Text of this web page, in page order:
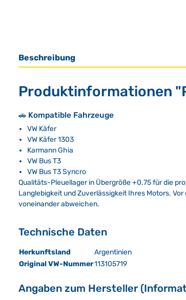
Beschreibung
Produktinformationen
🚗 Kompatible Fahrzeuge
VW Käfer
VW Käfer 1303
Karmann Ghia
VW Bus T3
VW Bus T3 Syncro
Qualitäts-Pleuellager in Übergröße +0.75 für die
Langlebigkeit und Zuverlässigkeit Ihres Motors.
voneinander abweichen.
Technische Daten
Herkunftsland
Argentinien
Original VW-Nummer113105719
Angaben zum Hersteller